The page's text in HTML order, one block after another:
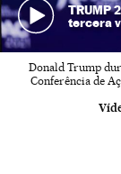
TRUMP
tercera
Donald Trump
Conferência de